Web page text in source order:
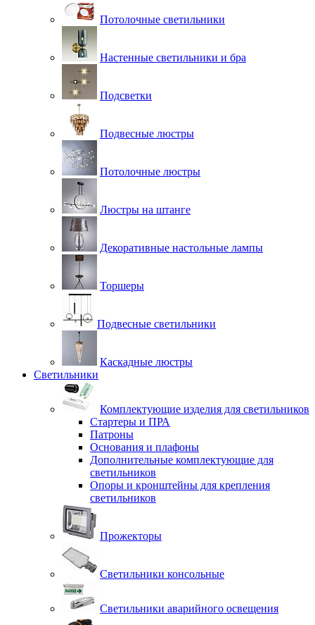
Потолочные светильники
Настенные светильники и бра
Подсветки
Подвесные люстры
Потолочные люстры
Люстры на штанге
Декоративные настольные лампы
Торшеры
Подвесные светильники
Каскадные люстры
Светильники
Комплектующие изделия для светильников
Стартеры и ПРА
Патроны
Основания и плафоны
Дополнительные комплектующие для
светильников
Опоры и кронштейны для крепления
светильников
Прожекторы
Светильники консольные
Светильники аварийного освещения